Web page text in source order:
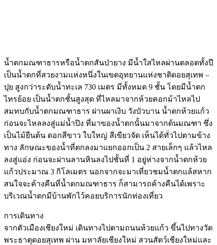
น้ำตกมณฑาธารหรือน้ำตกสันป่ายาง มีน้ำใสไหลผ่านตลอดทั้งปี
เป็นน้ำตกที่สวยงามแห่งหนึ่งในเขตอุทยานแห่งชาติดอยสุเทพ –
ปุย สูงกว่าระดับน้ำทะเล 730 เมตร มีทั้งหมด 9 ชั้น โดยมีน้ำตก
ไทรย้อย เป็นน้ำตกชั้นสูงสุด ที่ไหลมาจากห้วยคอกม้าไหลไป
สมทบกับน้ำตกมณฑาธาร ผ่านผาเงิบ วังบัวบาน น้ำตกห้วยแก้ว
ก่อนจะไหลลงสู่แม่น้ำปิง ที่มาของน้ำตกนั้นมาจากต้นมณฑา ซึ่ง
เป็นไม้ยืนต้น ดอกสีขาว ใบใหญ่ สีเขียวจัด เห็นได้ทั่วไปตามข้าง
ทาง ลักษณะของน้ำที่ตกลงมาแยกออกเป็น 2 สายเล็กๆ แล้วไหล
ลงสู่แอ่ง ก่อนจะผ่านลานหินลงไปชั้นที่ 1 อยู่ห่างจากน้ำตกห้วย
แก้วประมาณ 3 กิโลเมตร นอกจากจะมาเที่ยวชมน้ำตกแล้สหาก
สนใจจะค้างคืนที่น้ำตกมณฑาธาร ก็สามารถค้างคืนได้เพราะ
บริเวณน้ำตกมีบ้านพักไว้คอยบริการนักท่องเที่ยว
การเดินทาง
จากตัวเมืองเชียงใหม่ เดินทางไปตามถนนห้วยแก้ว ขึ้นไปทางวัด
พระธาตุดอยสุเทพ ผ่าน มหาลัยเชียงใหม่ สวนสัตว์เชียงใหม่และ